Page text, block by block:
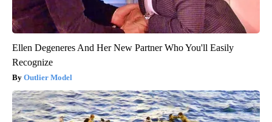
Ellen Degeneres And Her New Partner Who You'll Easily
Recognize
Outlier Model